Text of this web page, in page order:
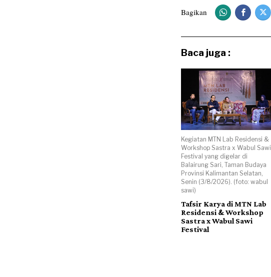
Bagikan
Baca juga :
Kegiatan MTN Lab Residensi &
Workshop Sastra x Wabul Sawi
Festival yang digelar di
Balairung Sari, Taman Budaya
Provinsi Kalimantan Selatan,
Senin (3/8/2026). (foto: wabul
sawi)
Tafsir Karya di MTN Lab
Residensi & Workshop
Sastra x Wabul Sawi
Festival